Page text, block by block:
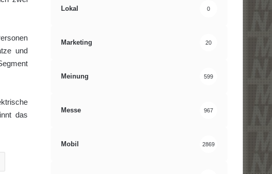
und
das
Lokal 0
Marketing 20
Meinung 599
Messe 967
Mobil 2869